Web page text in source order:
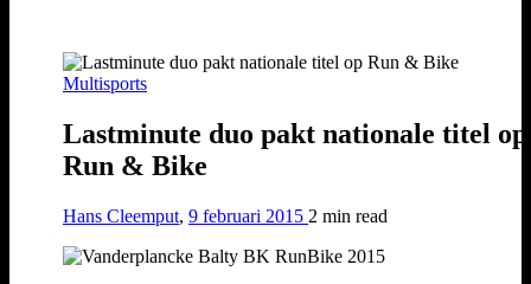
Multisports
Lastminute duo pakt nationale titel op
Run & Bike
Hans Cleemput, 9 februari 2015 2 min read